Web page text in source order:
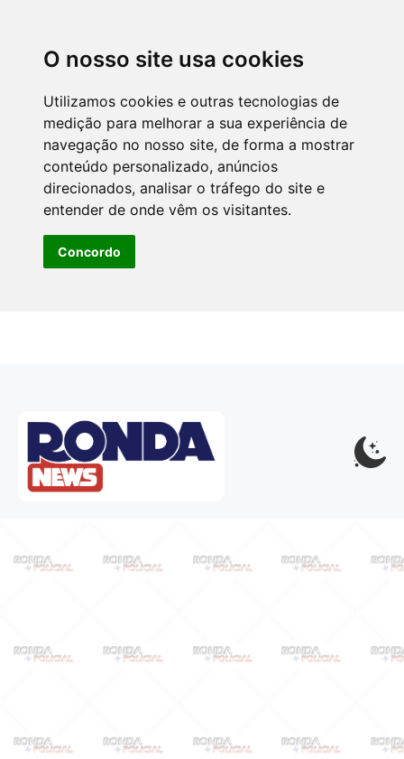
O nosso site usa cookies
Utilizamos cookies e outras tecnologias de
medição para melhorar a sua experiência de
navegação no nosso site, de forma a mostrar
conteúdo personalizado, anúncios
direcionados, analisar o tráfego do site e
entender de onde vêm os visitantes.
Concordo